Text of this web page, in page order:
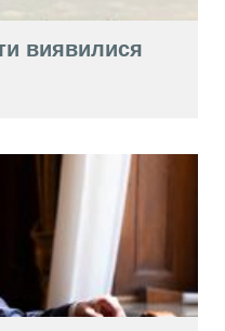
виявилися